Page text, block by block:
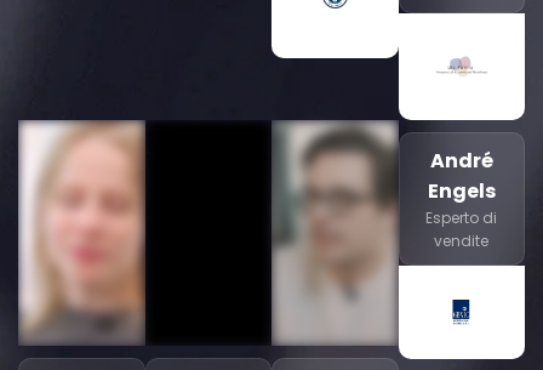
André
Engels
Esperto di
vendite